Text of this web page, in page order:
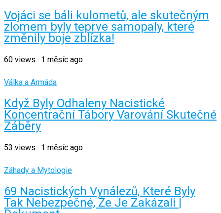
Vojáci se báli kulometů, ale skutečným
zlomem byly teprve samopaly, které
změnily boje zblízka!
60 views · 1 měsíc ago
Válka a Armáda
Když Byly Odhaleny Nacistické
Koncentrační Tábory Varování Skutečné
Záběry
53 views · 1 měsíc ago
Záhady a Mytologie
69 Nacistických Vynálezů, Které Byly
Tak Nebezpečné, Že Je Zakázali |